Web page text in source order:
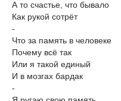
А то счастье, что бывало
Как рукой сотрёт
-
Что за память в человеке
Почему всё так
Или я такой единый
И в мозгах бардак
-